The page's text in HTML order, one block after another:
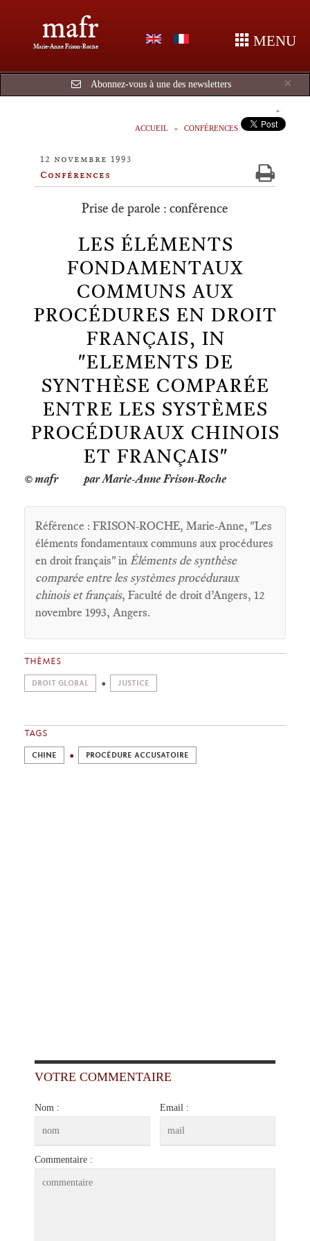
mafr
Marie-Anne Frison-Roche MENU
×
Abonnez-vous à une des newsletters
ACCUEIL CONFÉRENCES
12 novembre 1993
Conférences
Prise de parole : conférence
LES ÉLÉMENTS
FONDAMENTAUX
COMMUNS AUX
PROCÉDURES EN DROIT
FRANÇAIS, IN
"ELEMENTS DE
SYNTHÈSE COMPARÉE
ENTRE LES SYSTÈMES
PROCÉDURAUX CHINOIS
ET FRANÇAIS"
par Marie-Anne Frison-Roche
Référence : FRISON-ROCHE, Marie-Anne, "Les
éléments fondamentaux communs aux procédures
en droit français" in Éléments de synthèse
comparée entre les systèmes procéduraux
chinois et français, Faculté de droit d’Angers, 12
novembre 1993, Angers.
THÈMES
DROIT GLOBAL JUSTICE
TAGS
CHINE PROCÉDURE ACCUSATOIRE
VOTRE COMMENTAIRE
Nom : Email :
Commentaire :